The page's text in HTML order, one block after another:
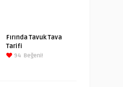
Fırında Tavuk Tava
Tarifi
94 Beğeni!